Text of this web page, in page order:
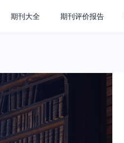
期刊大全 期刊评价报告